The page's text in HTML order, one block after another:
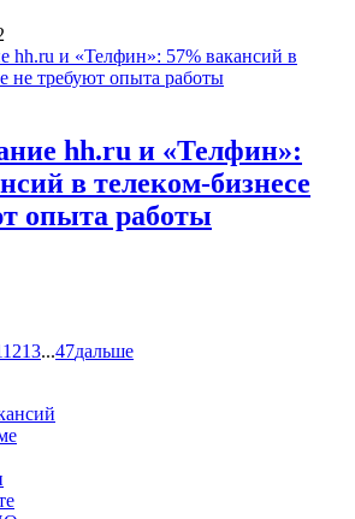
hh.ru и «Телфин»:
в телеком-бизнесе
опыта работы
1213...47дальше